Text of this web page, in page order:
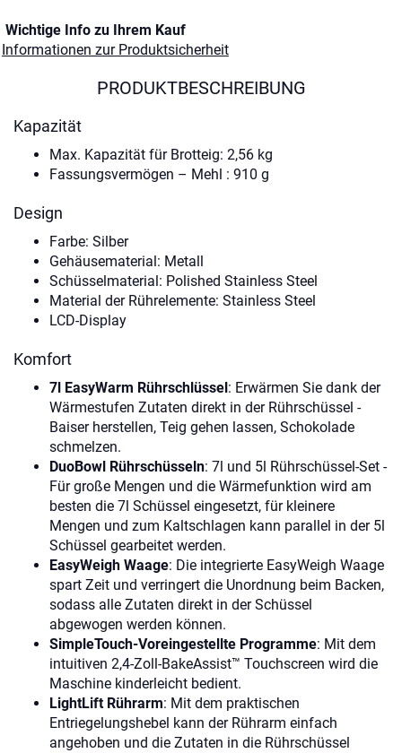
Wichtige Info zu Ihrem Kauf
Informationen zur Produktsicherheit
PRODUKTBESCHREIBUNG
Kapazität
Max. Kapazität für Brotteig: 2,56 kg
Fassungsvermögen – Mehl : 910 g
Design
Farbe: Silber
Gehäusematerial: Metall
Schüsselmaterial: Polished Stainless Steel
Material der Rührelemente: Stainless Steel
LCD-Display
Komfort
7l EasyWarm Rührschlüssel: Erwärmen Sie dank der
Wärmestufen Zutaten direkt in der Rührschüssel -
Baiser herstellen, Teig gehen lassen, Schokolade
schmelzen.
DuoBowl Rührschüsseln: 7l und 5l Rührschüssel-Set -
Für große Mengen und die Wärmefunktion wird am
besten die 7l Schüssel eingesetzt, für kleinere
Mengen und zum Kaltschlagen kann parallel in der 5l
Schüssel gearbeitet werden.
EasyWeigh Waage: Die integrierte EasyWeigh Waage
spart Zeit und verringert die Unordnung beim Backen,
sodass alle Zutaten direkt in der Schüssel
abgewogen werden können.
SimpleTouch-Voreingestellte Programme: Mit dem
intuitiven 2,4-Zoll-BakeAssist™ Touchscreen wird die
Maschine kinderleicht bedient.
LightLift Rührarm: Mit dem praktischen
Entriegelungshebel kann der Rührarm einfach
angehoben und die Zutaten in die Rührschüssel